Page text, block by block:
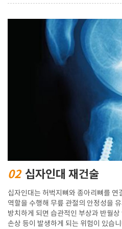
02 십자인대 재건술
십자인대는 허벅지뼈와 종아리뼈를 연
역할을 수행해 무릎 관절의 안정성을
방치하게 되면 습관적인 부상과 반월
손상 등이 발생하게 되는 위험이 있습